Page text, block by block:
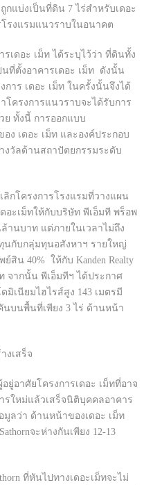
กแบ่งเป็นที่ดิน 7 ไร่สำหรับเดอะ
โรงแรมแนวราบในอนาคต
เดอะ เม็ท ได้ระบุไว้ว่า ที่ดินทั้ง
ที่ตั้งอาคารเดอะ เม็ท ดังนั้น
าร เดอะ เม็ท ในครั้งนั้นจึงได้
โครงการแนวราบจะได้รับการ
ทั้งนี้ การออกแบบ
ง เดอะ เม็ท และองค์ประกอบ
งวัลด้านสถาปัตยกรรมระดับ
ลิกโครงการโรงแรมที่วางแผน
อะเม็ทให้กับบริษัท พีเอ็มที พร็อพ
านบาท แต่ภายในเวลาไม่ถึง
นกับกลุ่มทุนอสังหาฯ รายใหญ่
สิน 40% ให้กับ Kanden Realty
จากนั้น พีเอ็มทีฯ ได้ประกาศ
เนียมไฮไรส์สูง 143 เมตรมี
นบนพื้นที่เพียง 3 ไร่ ด้านหน้า
งเสร็จ
อาศัยโครงการเดอะ เม็ทที่อาจ
รใหม่แล้วเสร็จนิติบุคคลอาคาร
มูลว่า ด้านหน้าของเดอะ เม็ท
จะห่างกันเพียง 12-13
ที่หันไปทางเดอะเม็ทจะไม่